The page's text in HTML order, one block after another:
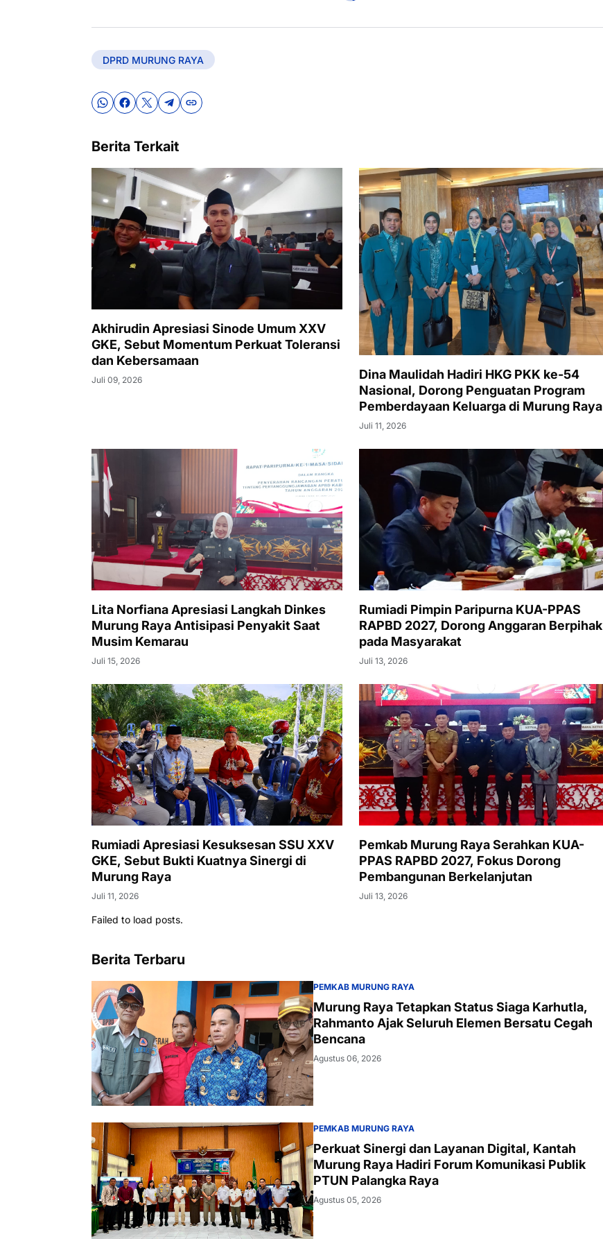
DPRD MURUNG RAYA
Berita Terkait
Akhirudin Apresiasi Sinode Umum XXV
GKE, Sebut Momentum Perkuat Toleransi
dan Kebersamaan
Juli 09, 2026
Dina Maulidah Hadiri HKG PKK ke-54
Nasional, Dorong Penguatan Program
Pemberdayaan Keluarga di Murung Raya
Juli 11, 2026
Lita Norfiana Apresiasi Langkah Dinkes
Murung Raya Antisipasi Penyakit Saat
Musim Kemarau
Juli 15, 2026
Rumiadi Pimpin Paripurna KUA-PPAS
RAPBD 2027, Dorong Anggaran Berpihak
pada Masyarakat
Juli 13, 2026
Rumiadi Apresiasi Kesuksesan SSU XXV
GKE, Sebut Bukti Kuatnya Sinergi di
Murung Raya
Juli 11, 2026
Pemkab Murung Raya Serahkan KUA-
PPAS RAPBD 2027, Fokus Dorong
Pembangunan Berkelanjutan
Juli 13, 2026
Failed to load posts.
Berita Terbaru
PEMKAB MURUNG RAYA
Murung Raya Tetapkan Status Siaga Karhutla,
Rahmanto Ajak Seluruh Elemen Bersatu Cegah
Bencana
Agustus 06, 2026
PEMKAB MURUNG RAYA
Perkuat Sinergi dan Layanan Digital, Kantah
Murung Raya Hadiri Forum Komunikasi Publik
PTUN Palangka Raya
Agustus 05, 2026